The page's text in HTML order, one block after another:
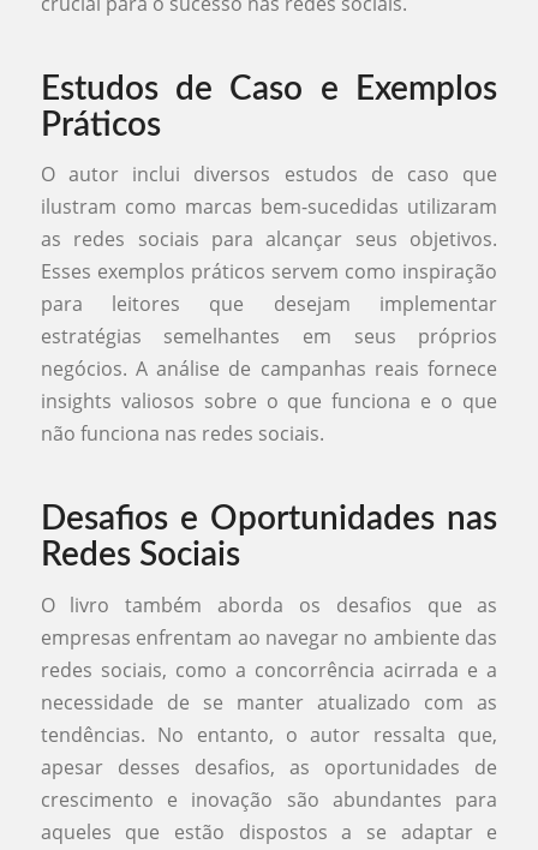
Estudos de Caso e Exemplos
Práticos
O autor inclui diversos estudos de caso que
ilustram como marcas bem-sucedidas utilizaram
as redes sociais para alcançar seus objetivos.
Esses exemplos práticos servem como inspiração
para leitores que desejam implementar
estratégias semelhantes em seus próprios
negócios. A análise de campanhas reais fornece
insights valiosos sobre o que funciona e o que
não funciona nas redes sociais.
Desafios e Oportunidades nas
Redes Sociais
O livro também aborda os desafios que as
empresas enfrentam ao navegar no ambiente das
redes sociais, como a concorrência acirrada e a
necessidade de se manter atualizado com as
tendências. No entanto, o autor ressalta que,
apesar desses desafios, as oportunidades de
crescimento e inovação são abundantes para
aqueles que estão dispostos a se adaptar e